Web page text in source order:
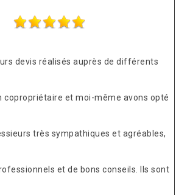
devis réalisés auprès de différents
copropriétaire et moi-même avons opté
très sympathiques et agréables,
et de bons conseils. Ils sont